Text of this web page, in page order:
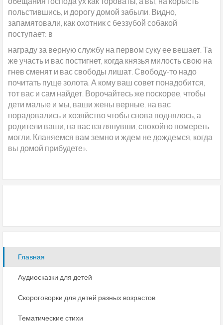
польстившись, и дорогу домой забыли. Видно,
запамятовали, как охотник с беззубой собакой
поступает: в
награду за верную службу на первом суку ее вешает. Та
же участь и вас постигнет, когда князья милость свою на
гнев сменят и вас свободы лишат. Свободу-то надо
почитать пуще золота. А кому ваш совет понадобится,
тот вас и сам найдет. Ворочайтесь же поскорее, чтобы
дети малые и мы, ваши жены верные, на вас
порадовались и хозяйство чтобы снова поднялось, а
родители ваши, на вас взглянувши, спокойно помереть
могли. Кланяемся вам земно и ждем не дождемся, когда
вы домой прибудете».
Главная
Аудиосказки для детей
Скороговорки для детей разных возрастов
Тематические стихи